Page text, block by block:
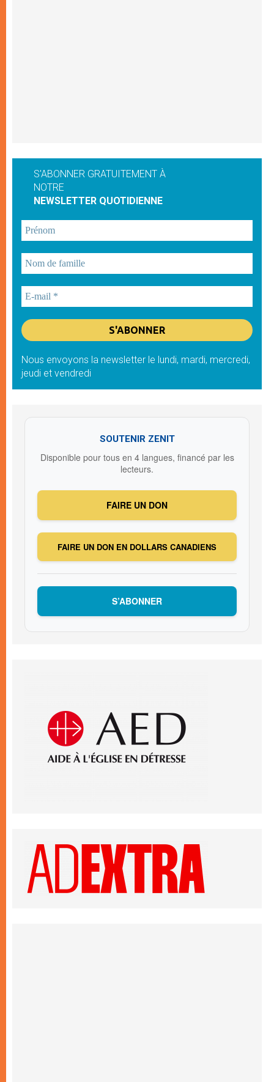
S'ABONNER GRATUITEMENT À
NOTRE
NEWSLETTER QUOTIDIENNE
Nous envoyons la newsletter le lundi, mardi, mercredi,
jeudi et vendredi
SOUTENIR ZENIT
Disponible pour tous en 4 langues, financé par les
lecteurs.
FAIRE UN DON
FAIRE UN DON EN DOLLARS CANADIENS
S’ABONNER